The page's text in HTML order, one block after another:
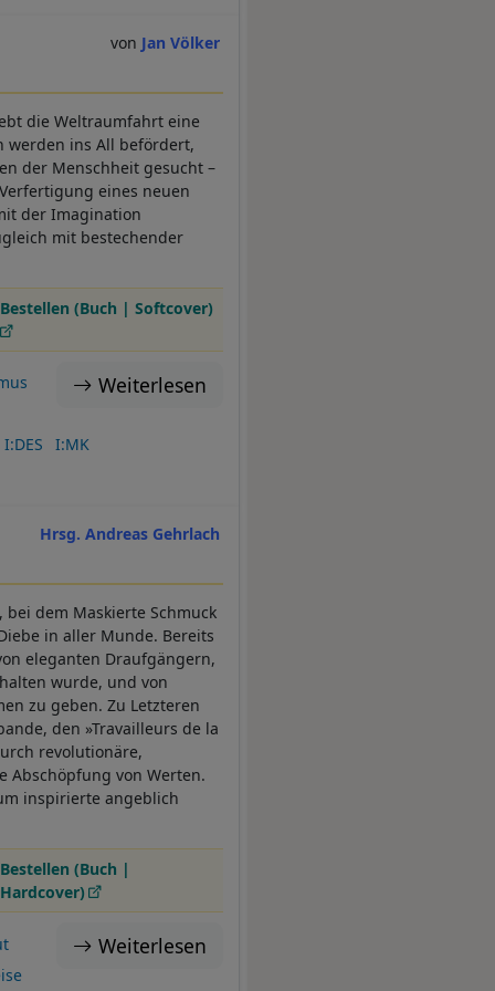
Jan Völker
die Weltraumfahrt eine
werden ins All befördert,
der Menschheit gesucht –
eines neuen
der Imagination
mit bestechender
Bestellen (Buch | Softcover)
Weiterlesen
I:DES I:MK
Hrsg. Andreas Gehrlach
dem Maskierte Schmuck
in aller Munde. Bereits
eleganten Draufgängern,
wurde, und von
zu geben. Zu Letzteren
den »Travailleurs de la
revolutionäre,
Abschöpfung von Werten.
inspirierte angeblich
Bestellen (Buch |
Hardcover)
Weiterlesen